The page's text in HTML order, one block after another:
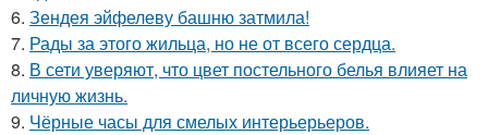
6. Зендея эйфелеву башню затмила!
7. Рады за этого жильца, но не от всего сердца.
8. В сети уверяют, что цвет постельного белья влияет на
личную жизнь.
9. Чёрные часы для смелых интерьерьеров.